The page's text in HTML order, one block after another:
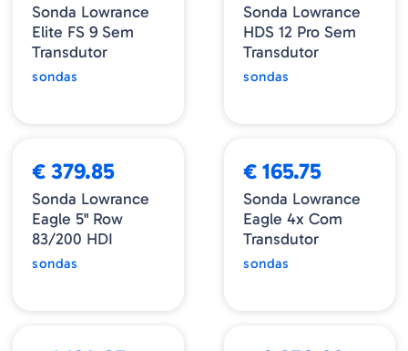
Sonda Lowrance
Elite FS 9 Sem
Transdutor
sondas
Sonda Lowrance
HDS 12 Pro Sem
Transdutor
sondas
€ 379.85
Sonda Lowrance
Eagle 5" Row
83/200 HDI
sondas
€ 165.75
Sonda Lowrance
Eagle 4x Com
Transdutor
sondas